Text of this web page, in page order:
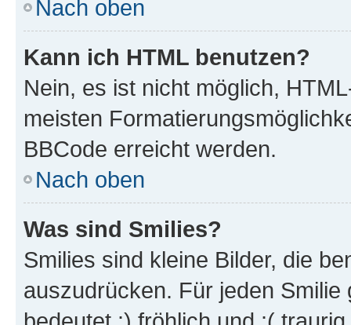
Nach oben
Kann ich HTML benutzen?
Nein, es ist nicht möglich,
meisten
BBCode erreicht werden.
Nach oben
Was sind Smilies?
Smilies sind kleine Bilder, die
auszudrücken. Für jeden